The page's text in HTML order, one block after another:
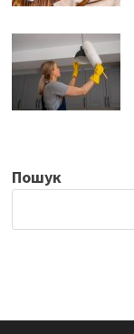
Пошук